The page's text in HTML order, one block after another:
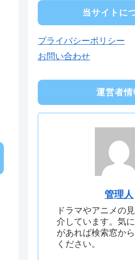
当サイトに
プライバシーポリシー
お問い合わせ
運営者情
管理人
ドラマやアニメの
介しています。気
があれば検索窓か
ください。